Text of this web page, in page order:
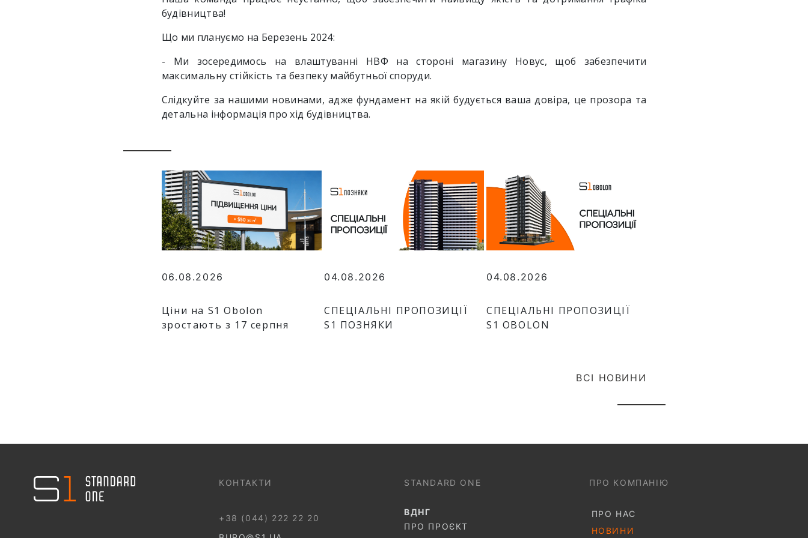
будівництва!
Що ми плануємо на Березень 2024:
- Ми зосередимось на влаштуванні НВФ на стороні магазину Новус, щоб забезпечити
максимальну стійкість та безпеку майбутньої споруди.
Слідкуйте за нашими новинами, адже фундамент на якій будується ваша довіра, це прозора та
детальна інформація про хід будівництва.
06.08.2026
Ціни на S1 Obolon
зростають з 17 серпня
04.08.2026
СПЕЦІАЛЬНІ ПРОПОЗИЦІЇ
S1 ПОЗНЯКИ
04.08.2026
СПЕЦІАЛЬНІ ПРОПОЗИЦІЇ
S1 OBOLON
ВСІ НОВИНИ
044 499 22 25 КОНТАКТИ
+38 (044) 222 22 20
STANDARD ONE
ВДНГ
ПРО ПРОЄКТ
ПРО КОМПАНІЮ
ПРО НАС
НОВИНИ